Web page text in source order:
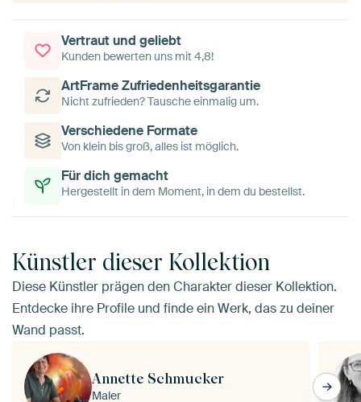
Vertraut und geliebt
Kunden bewerten uns mit 4,8!
ArtFrame Zufriedenheitsgarantie
Nicht zufrieden? Tausche einmalig um.
Verschiedene Formate
Von klein bis groß, alles ist möglich.
Für dich gemacht
Hergestellt in dem Moment, in dem du bestellst.
Künstler dieser Kollektion
Diese Künstler prägen den Charakter dieser Kollektion.
Entdecke ihre Profile und finde ein Werk, das zu deiner
Wand passt.
Annette Schmucker
Maler